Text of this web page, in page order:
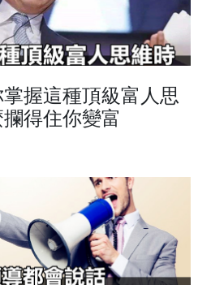
握這種頂級富人思
得住你變富